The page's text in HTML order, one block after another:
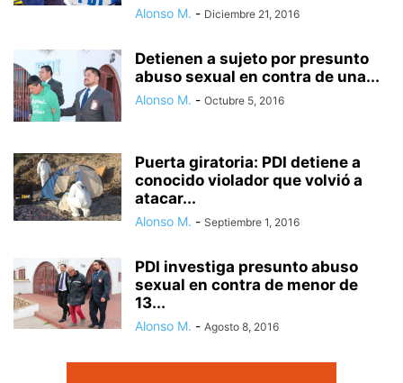
Alonso M. - Diciembre 21, 2016
Detienen a sujeto por presunto
abuso sexual en contra de una...
Alonso M. - Octubre 5, 2016
Puerta giratoria: PDI detiene a
conocido violador que volvió a
atacar...
Alonso M. - Septiembre 1, 2016
PDI investiga presunto abuso
sexual en contra de menor de
13...
Alonso M. - Agosto 8, 2016